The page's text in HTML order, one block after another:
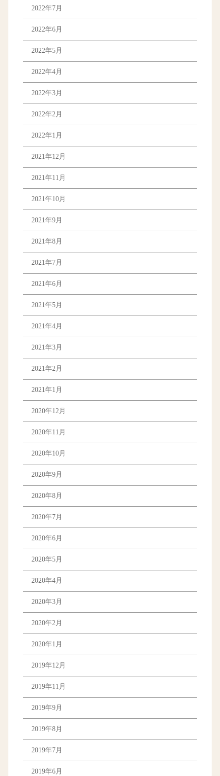
2022年7月
2022年6月
2022年5月
2022年4月
2022年3月
2022年2月
2022年1月
2021年12月
2021年11月
2021年10月
2021年9月
2021年8月
2021年7月
2021年6月
2021年5月
2021年4月
2021年3月
2021年2月
2021年1月
2020年12月
2020年11月
2020年10月
2020年9月
2020年8月
2020年7月
2020年6月
2020年5月
2020年4月
2020年3月
2020年2月
2020年1月
2019年12月
2019年11月
2019年9月
2019年8月
2019年7月
2019年6月